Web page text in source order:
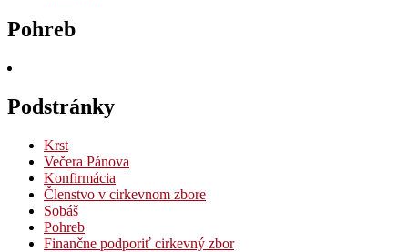
Pohreb
Podstránky
Krst
Večera Pánova
Konfirmácia
Členstvo v cirkevnom zbore
Sobáš
Pohreb
Finančne podporiť cirkevný zbor